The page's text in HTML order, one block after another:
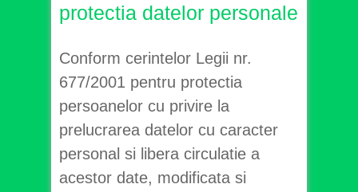
protectia datelor personale
Conform cerintelor Legii nr.
677/2001 pentru protectia
persoanelor cu privire la
prelucrarea datelor cu caracter
personal si libera circulatie a
acestor date, modificata si